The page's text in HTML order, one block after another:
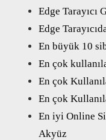
Edge Tarayıcı
Edge
En büyük 10
En çok
En çok
En çok
En iyi Online
Akyüz